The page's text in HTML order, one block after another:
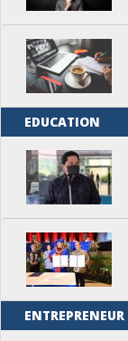
EDUCATION
ENTREPRENEUR